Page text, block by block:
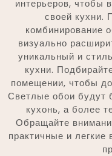
интерьеров, чтобы
своей кухни.
комбинирование
визуально
уникальный и
кухни.
помещении, чтобы
Светлые обои будут
кухонь, а более
Обращайте
практичные и легкие